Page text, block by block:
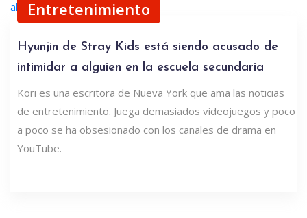
Entretenimiento
Hyunjin de Stray Kids está siendo acusado de
intimidar a alguien en la escuela secundaria
Kori es una escritora de Nueva York que ama las noticias
de entretenimiento. Juega demasiados videojuegos y poco
a poco se ha obsesionado con los canales de drama en
YouTube.